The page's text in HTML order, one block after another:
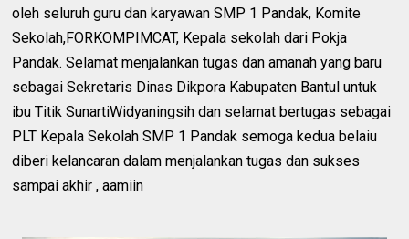
oleh seluruh guru dan karyawan SMP 1 Pandak, Komite
Sekolah,FORKOMPIMCAT, Kepala sekolah dari Pokja
Pandak. Selamat menjalankan tugas dan amanah yang baru
sebagai Sekretaris Dinas Dikpora Kabupaten Bantul untuk
ibu Titik SunartiWidyaningsih dan selamat bertugas sebagai
PLT Kepala Sekolah SMP 1 Pandak semoga kedua belaiu
diberi kelancaran dalam menjalankan tugas dan sukses
sampai akhir , aamiin